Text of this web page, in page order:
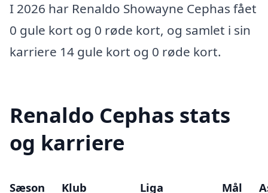
I 2026 har Renaldo Showayne Cephas fået
0 gule kort og 0 røde kort, og samlet i sin
karriere 14 gule kort og 0 røde kort.
Renaldo Cephas stats
og karriere
Sæson Klub Liga Mål